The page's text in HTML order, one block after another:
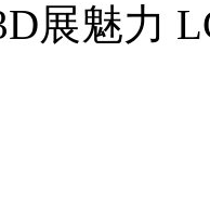
展魅力